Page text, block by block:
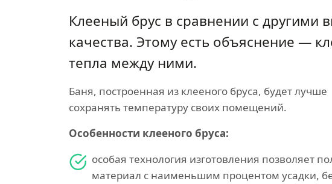
Клееный брус в сравнении с
качества. Этому есть объяснение —
тепла между ними.
Баня, построенная из клееного бруса, будет лучше
сохранять температуру своих помещений.
Особенности клееного бруса:
особая технология изготовления позволяет
материал с наименьшим процентом усадки,